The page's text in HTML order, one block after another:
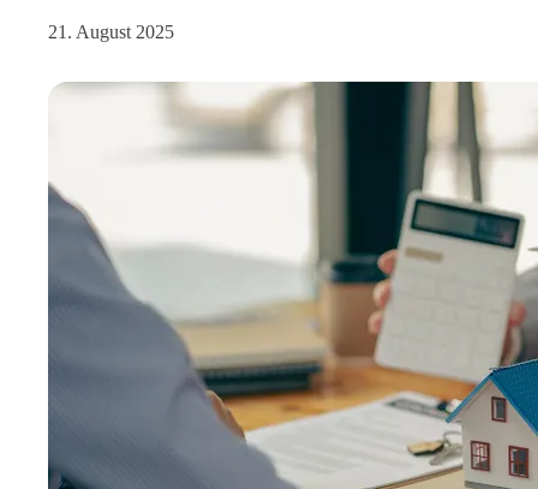
21. August 2025